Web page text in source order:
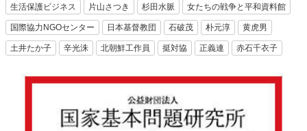
生活保護ビジネス 片山さつき 杉田水脈 女たちの戦争と平和資料館
国際協力NGOセンター 日本基督教団 石破茂 朴元淳 黄虎男
土井たか子 辛光洙 北朝鮮工作員 挺対協 正義連 赤石千衣子